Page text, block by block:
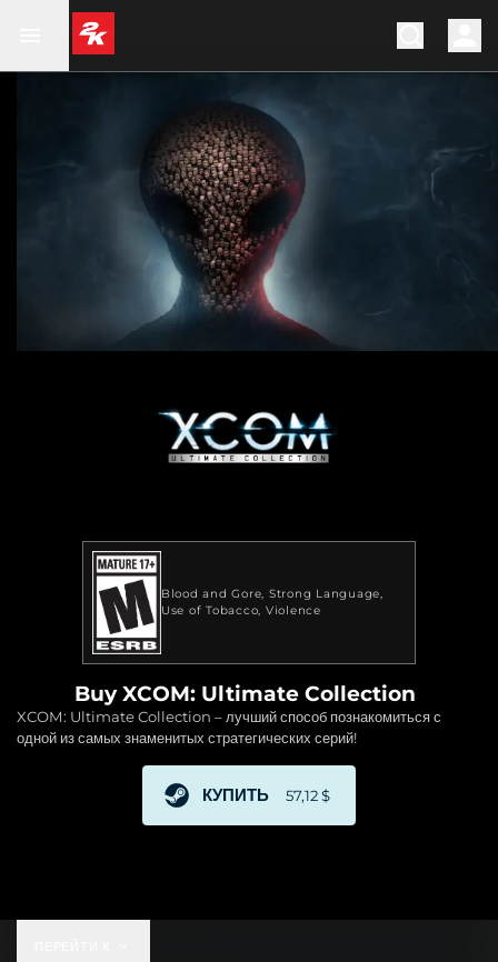
Blood and Gore Strong Language
Use of Tobacco Violence
Buy XCOM: Ultimate Collection
XCOM: Ultimate Collection – лучший способ познакомиться с
одной из самых знаменитых стратегических серий!
КУПИТЬ 57,12 $